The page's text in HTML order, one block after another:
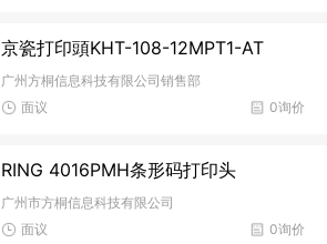
京瓷打印頭KHT-108-12MPT1-AT
广州方桐信息科技有限公司销售部
0询价
面议
RING 4016PMH条形码打印头
广州市方桐信息科技有限公司
0询价
面议